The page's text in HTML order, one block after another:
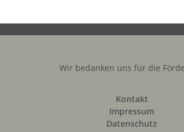
Wir bedanken uns für die
Kontakt
Impressum
Datenschutz